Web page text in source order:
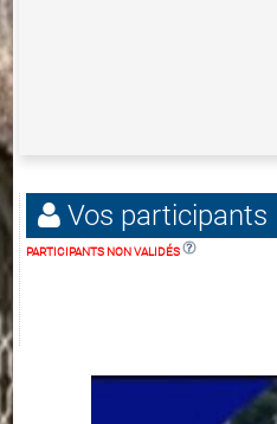
Vos participants
PARTICIPANTS NON VALIDÉS